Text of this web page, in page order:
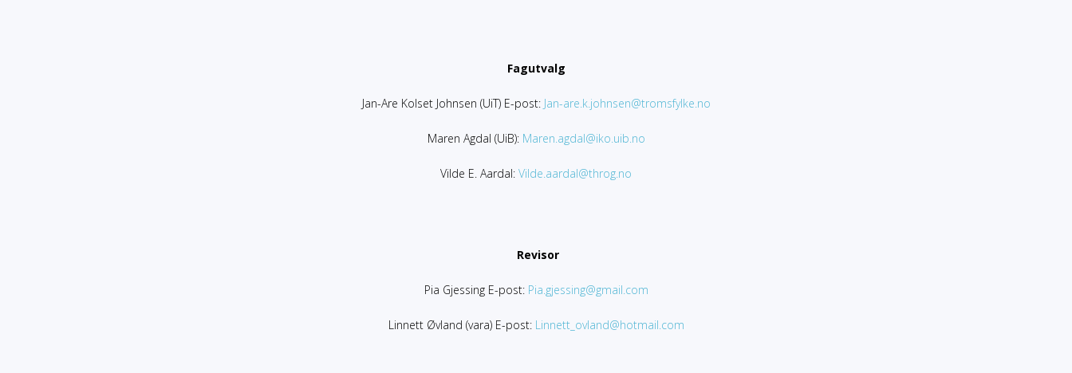
Fagutvalg
Jan-Are Kolset Johnsen (UiT) E-post: Jan-are.k.johnsen@tromsfylke.no
Maren Agdal (UiB): Maren.agdal@iko.uib.no
Vilde E. Aardal: Vilde.aardal@throg.no
Revisor
Pia Gjessing E-post: Pia.gjessing@gmail.com
Linnett Øvland (vara) E-post: Linnett_ovland@hotmail.com